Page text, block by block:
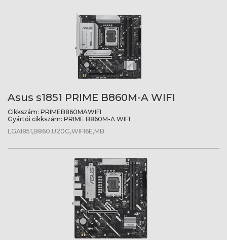
Asus s1851 PRIME B860M-A WIFI
Cikkszám: PRIMEB860MAWIFI
Gyártói cikkszám: PRIME B860M-A WIFI
LGA1851,B860,U20G,WIFI6E,MB